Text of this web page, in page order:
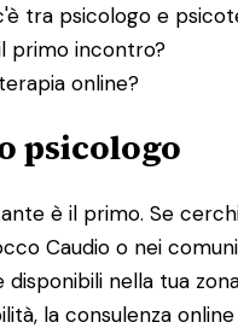
tra psicologo e
primo incontro?
online?
psicologo
è il primo. Se
Caudio o nei
nella tua
la consulenza